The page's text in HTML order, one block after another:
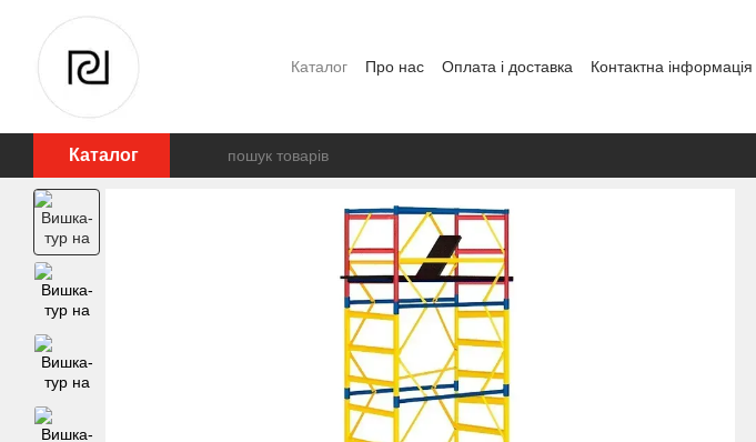
Перейти до основного контенту
Каталог Про нас Оплата і доставка Контактна інформація
Каталог